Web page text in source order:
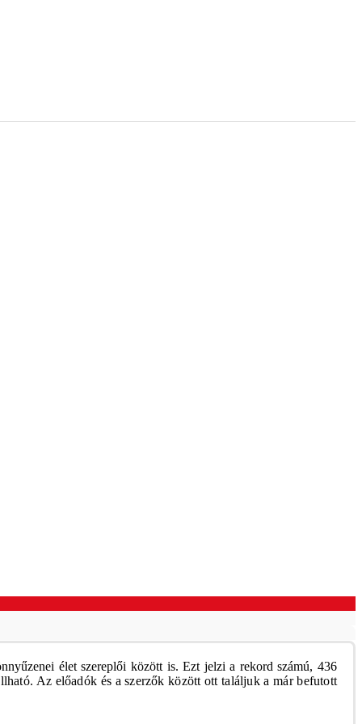
élet szereplői között is. Ezt jelzi a rekord számú, 436
Az előadók és a szerzők között ott találjuk a már befutott